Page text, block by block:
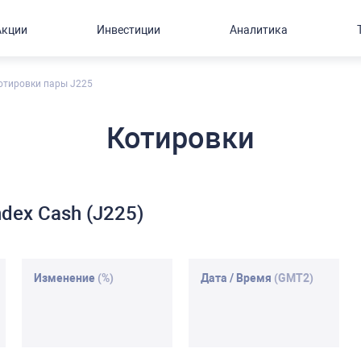
пары J225
Котировки
Cash (J225)
Изменение (%) Дата / Время (GMT2)
Инвестиции Аналитика